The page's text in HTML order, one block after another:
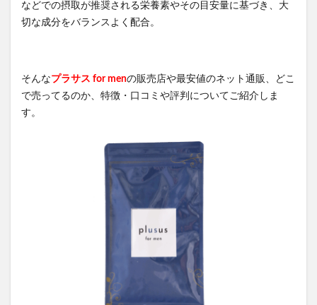
などでの摂取が推奨される栄養素やその目安量に基づき、大
切な成分をバランスよく配合。
そんなプラサス for menの販売店や最安値のネット通販、どこ
で売ってるのか、特徴・口コミや評判についてご紹介しま
す。